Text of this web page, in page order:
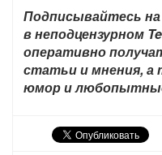
Подписывайтесь на
в неподцензурном
оперативно
статьи и мнения, а
юмор и